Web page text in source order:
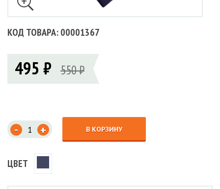
КОД ТОВАРА: 00001367
495 ₽ 550 ₽
- + В КОРЗИНУ
ЦВЕТ